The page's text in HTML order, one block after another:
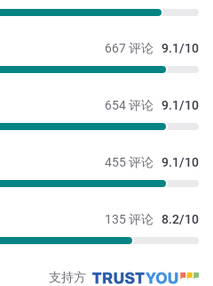
667 评论 9.1/10
654 评论 9.1/10
455 评论 9.1/10
135 评论 8.2/10
支持方